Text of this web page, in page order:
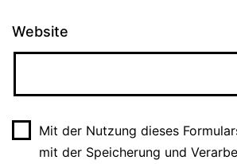
Website
Mit der Nutzung dieses
mit der Speicherung und